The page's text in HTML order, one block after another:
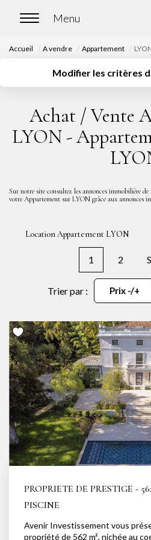
Nos biens
Chasse
Nos biens
NOTRE
Notre
Notre
Nos
Nous
VENDRE
Estimer
Accueil A vendre Appartement
Modifier les critères
Sélectionnez...
Type de bien
Budget
Achat / Vente
LYON -
Sur notre site consultez les annonces immobilière
votre Appartement sur LYON grâce aux annonces
Location Appartement LYON
1 2
Trier par : Prix -/+
PROPRIETE DE PRESTIGE -
PISCINE
Avenir Investissement vous
propriété de 562 m², nichée au